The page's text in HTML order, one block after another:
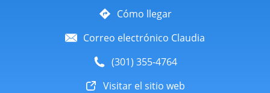
Cómo llegar
Correo electrónico Claudia
(301) 355-4764
Visitar el sitio web